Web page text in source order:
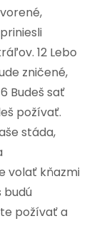
12 Lebo
zničené,
Budeš sať
požívať.
stáda,
volať kňazmi
budú
požívať a